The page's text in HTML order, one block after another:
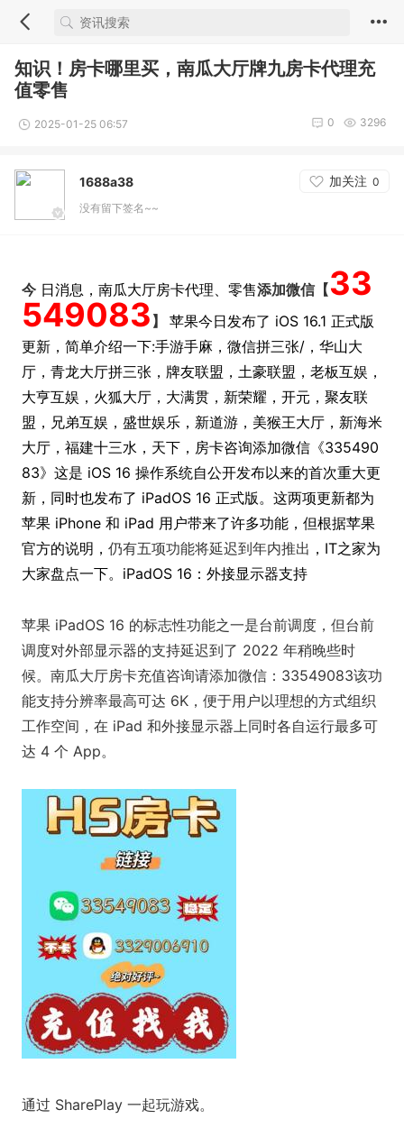
知识！房卡哪里买，南瓜大厅牌九房卡代理充
值零售
2025-01-25 06:57 3296
0
1688a38 加关注 0
没有留下签名~~
今 日消息，南瓜大厅房卡代理、零售添加微信【33
549083 】
苹果今日发布了 iOS 16.1 正式版
更新，简单介绍一下:手游手麻，微信拼三张/，华山大
厅，青龙大厅拼三张，牌友联盟，土豪联盟，老板互娱，
大亨互娱，火狐大厅，大满贯，新荣耀，开元，聚友联
盟，兄弟互娱，盛世娱乐，新道游，美猴王大厅，新海米
大厅，福建十三水，天下，房卡咨询添加微信《335490
83》这是 iOS 16 操作系统自公开发布以来的首次重大更
新，同时也发布了 iPadOS 16 正式版。这两项更新都为
苹果 iPhone 和 iPad 用户带来了许多功能，但根据苹果
官方的说明， 仍有五项功能将延迟到年内推出 ，IT之家为
大家盘点一下。iPadOS 16：外接显示器支持
苹果 iPadOS 16 的标志性功能之一是台前调度，但台前
调度对外部显示器的支持延迟到了 2022 年稍晚些时
候。南瓜大厅房卡充值咨询请添加微信：33549083该功
能支持分辨率最高可达 6K，便于用户以理想的方式组织
工作空间，在 iPad 和外接显示器上同时各自运行最多可
达 4 个 App。
通过 SharePlay 一起玩游戏。